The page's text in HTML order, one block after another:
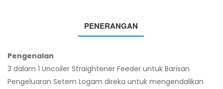
PENERANGAN
Pengenalan
3 dalam 1 Uncoiler Straightener Feeder untuk Barisan
Pengeluaran Setem Logam direka untuk mengendalikan